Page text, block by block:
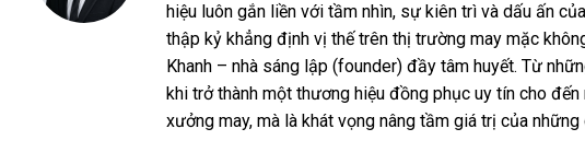
hiệu luôn gắn liền với tầm nhìn, sự kiên trì và dấu ấn
thập kỷ khẳng định vị thế trên thị trường may mặc
Khanh – nhà sáng lập (founder) đầy tâm huyết. Từ
khi trở thành một thương hiệu đồng phục uy tín cho
xưởng may, mà là khát vọng nâng tầm giá trị của